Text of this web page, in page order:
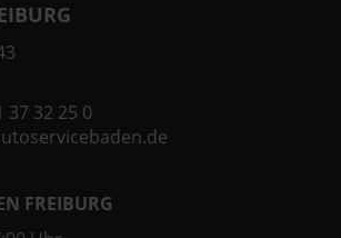
37 32 25 0
FREIBURG